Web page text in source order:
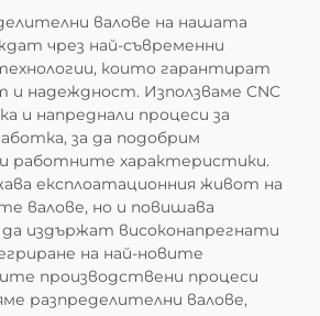
валове на нашата
чрез най-съвременни
които гарантират
и надеждност. Използваме CNC
и напреднали процеси за
за да подобрим
работните характеристики.
експлоатационния живот на
валове, но и повишава
издържат високонапрегнати
на най-новите
производствени процеси
разпределителни валове,